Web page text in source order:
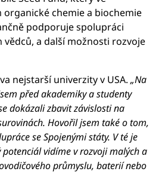
organické chemie a biochemie
podporuje spolupráci
vědců, a další možnosti rozvoje
nejstarší univerzity v USA. „Na
před akademiky a studenty
dokázali zbavit závislosti na
Hovořil jsem také o tom,
se Spojenými státy. V té je
vidíme v rozvoji malých a
průmyslu, baterií nebo